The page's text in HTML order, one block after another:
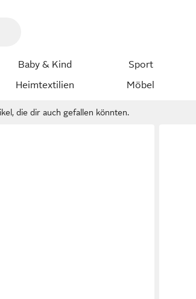
Baby & Kind Sport
Heimtextilien Möbel
die dir auch gefallen könnten.